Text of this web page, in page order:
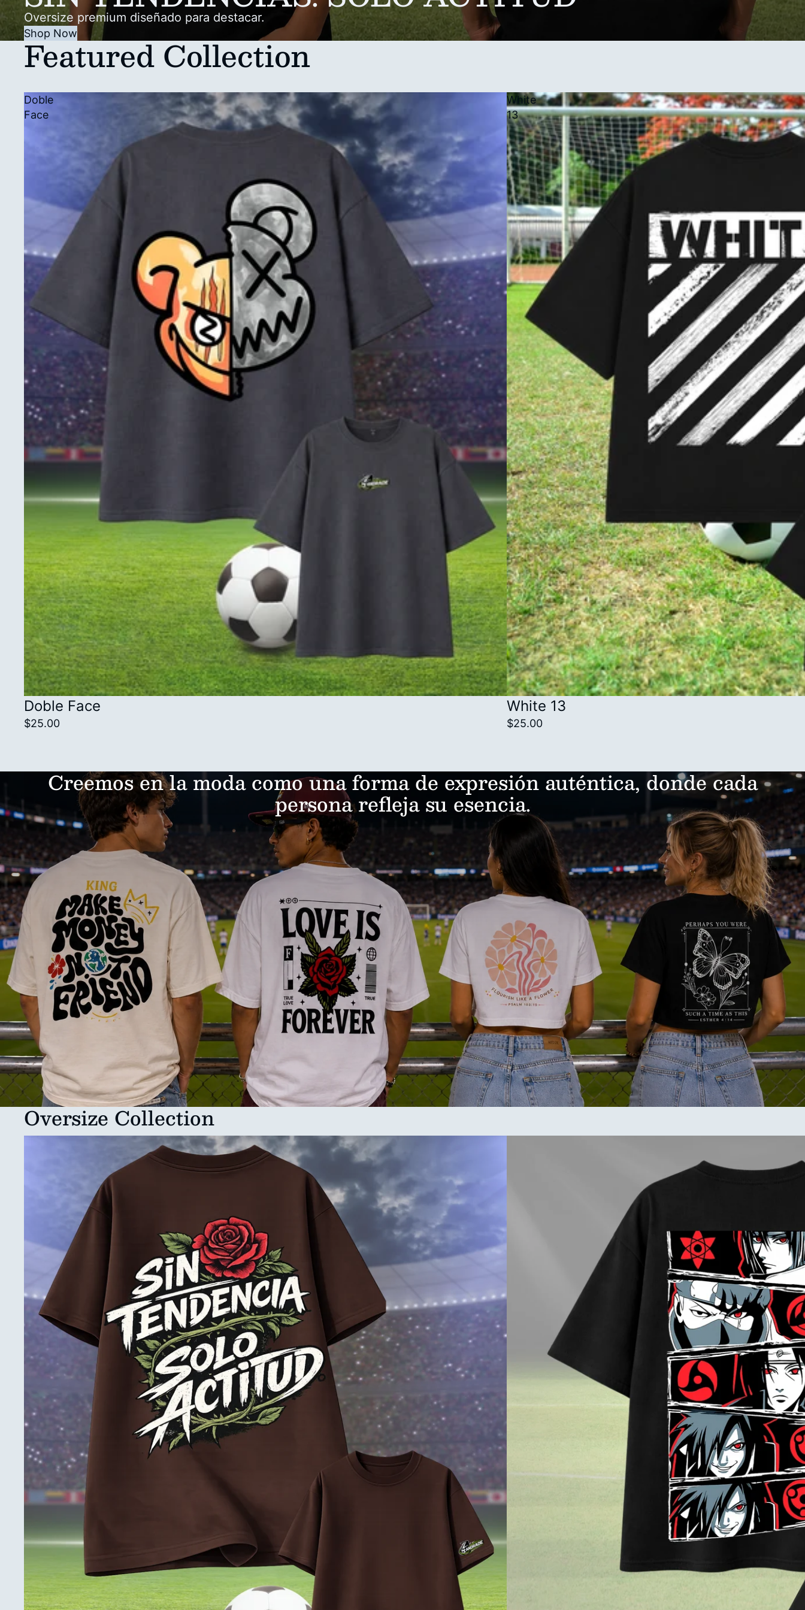
Oversize premium diseñado para destacar.
Shop Now
Featured Collection
Doble
Face
Doble Face
$25.00
White
13
White 13
$25.00
Creemos en la moda como una forma de expresión auténtica, donde cada
persona refleja su esencia.
Oversize Collection
Collection: Letter Attitude